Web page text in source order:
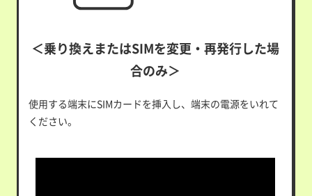
＜乗り換えまたはSIMを変更・再発行した場
合のみ＞
使用する端末にSIMカードを挿入し、端末の電源をいれて
ください。